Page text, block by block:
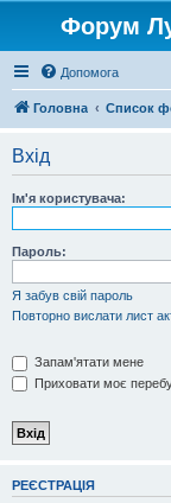
Форум
Допомога
Головна Список
Вхід
Ім'я користувача:
Пароль:
Я забув свій пароль
Повторно вислати лист
Запам'ятати мене
Приховати моє
РЕЄСТРАЦІЯ